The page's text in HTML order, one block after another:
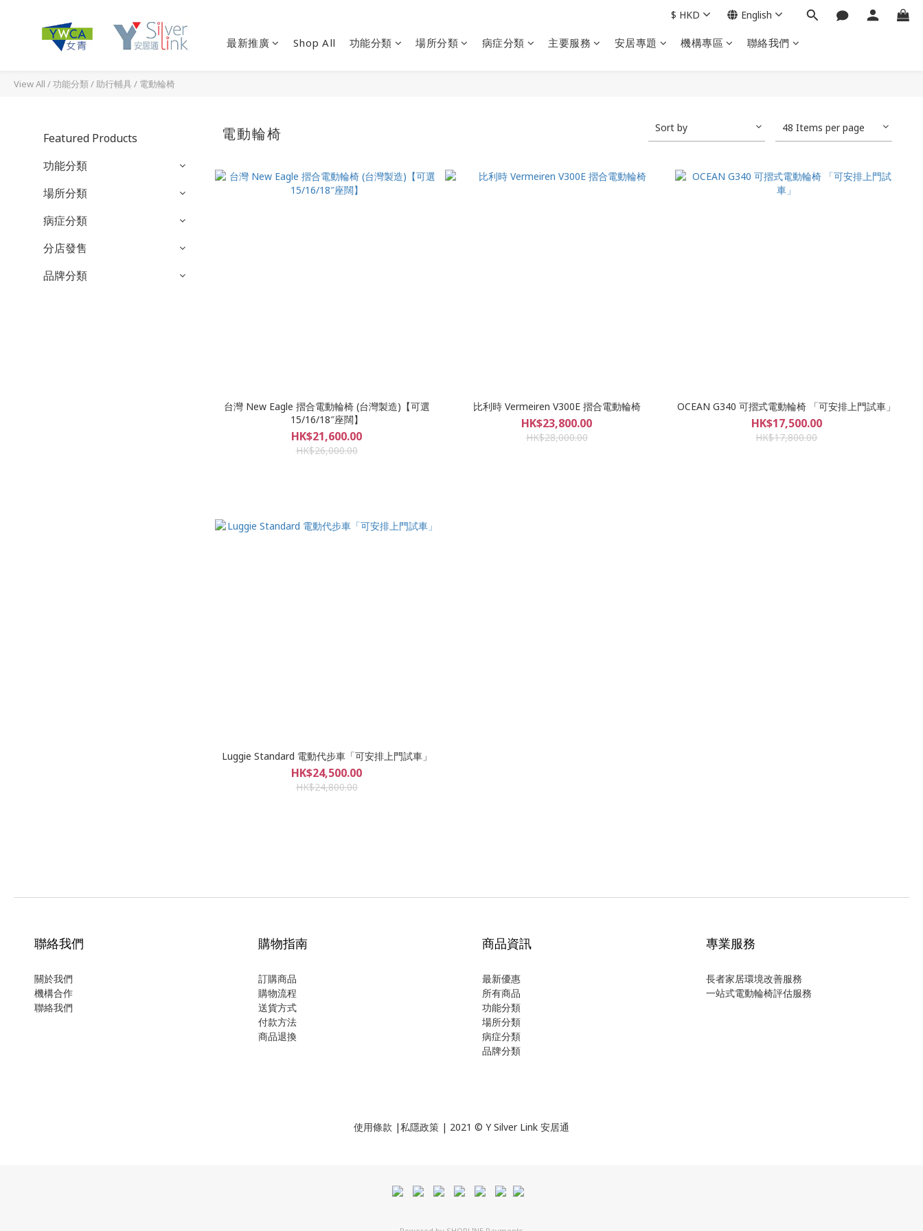
最新推廣 Shop All 功能分類 場所分類 病症分類 主要服務 安居專題 機構專區 聯絡我們
$ HKD English
View All /功能分類/助行輔具 / 電動輪椅
Featured Products
功能分類
場所分類
病症分類
分店發售
品牌分類
電動輪椅 Sort by 48 Items per page
台灣 New Eagle 摺合電動輪椅 (台灣製造)【可選
15/16/18″座闊】
HK$21,600.00
HK$26,000.00
比利時 Vermeiren V300E 摺合電動輪椅
HK$23,800.00
HK$28,000.00
OCEAN G340 可摺式電動輪椅 「可安排上門試車」
HK$17,500.00
HK$17,800.00
Luggie Standard 電動代步車「可安排上門試車」
HK$24,500.00
HK$24,800.00
聯絡我們
關於我們
機構合作
聯絡我們
購物指南
訂購商品
購物流程
送貨方式
付款方法
商品退換
商品資訊
最新優惠
所有商品
功能分類
場所分類
病症分類
品牌分類
專業服務
長者家居環境改善服務
一站式電動輪椅評估服務
使用條款 |私隱政策 | 2021 © Y Silver Link 安居通